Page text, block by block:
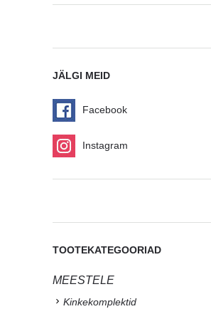
JÄLGI MEID
Facebook
Instagram
TOOTEKATEGOORIAD
MEESTELE
Kinkekomplektid